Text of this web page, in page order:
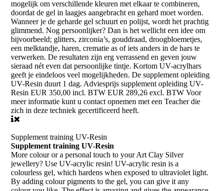
mogelijk om verschillende kleuren met elkaar te combineren,
doordat de gel in laagjes aangebracht en gehard moet worden.
Wanneer je de geharde gel schuurt en polijst, wordt het prachtig
glimmend. Nog persoonlijker? Dan is het wellicht een idee om
bijvoorbeeld; glitters, zirconia’s, gouddraad, droogbloemetjes,
een melktandje, haren, crematie as of iets anders in de hars te
verwerken. De resultaten zijn erg verrassend en geven jouw
sieraad nét even dat persoonlijke tintje. Kortom UV-acrylhars
geeft je eindeloos veel mogelijkheden. De supplement opleiding
UV-Resin duurt 1 dag. Adviesprijs supplement opleiding UV-
Resin EUR 350,00 incl. BTW EUR 289,26 excl. BTW Voor
meer informatie kunt u contact opnemen met een Teacher die
zich in deze techniek gecertificeerd heeft.
Supplement training UV-Resin
Supplement training UV-Resin
More colour or a personal touch to your Art Clay Silver
jewellery? Use UV-acrylic resin! UV-acrylic resin is a
colourless gel, which hardens when exposed to ultraviolet light.
By adding colour pigments to the gel, you can give it any